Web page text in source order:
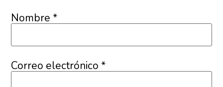
Nombre*
Correo electrónico*